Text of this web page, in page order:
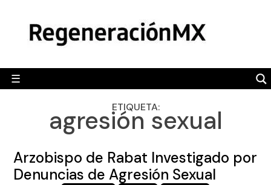
content
☰
POLÍTICA
CAMALEÓN
OPINIÓN
ENGLISH SECTION
ETIQUETA:
agresión sexual
Arzobispo de Rabat Investigado por
Denuncias de Agresión Sexual